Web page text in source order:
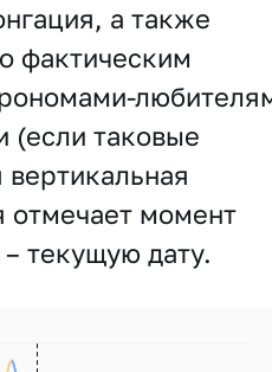
а также
фактическим
(если таковые
отмечает момент
текущую дату.